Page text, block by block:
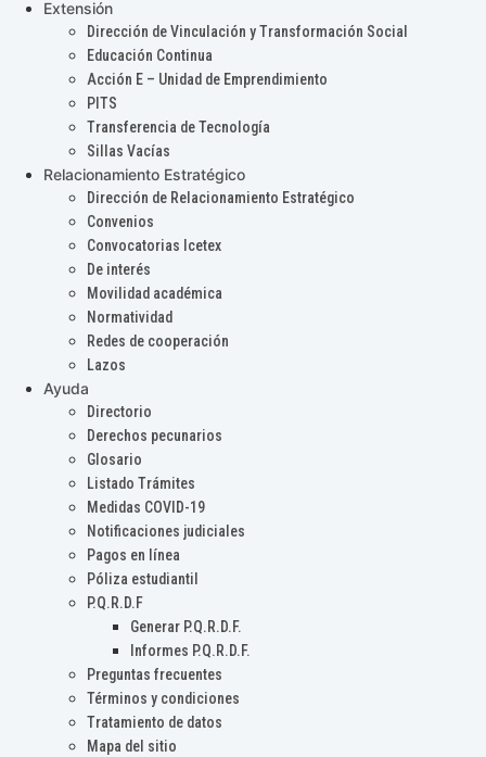
Extensión
Dirección de Vinculación y Transformación Social
Educación Continua
Acción E – Unidad de Emprendimiento
PITS
Transferencia de Tecnología
Sillas Vacías
Relacionamiento Estratégico
Dirección de Relacionamiento Estratégico
Convenios
Convocatorias Icetex
De interés
Movilidad académica
Normatividad
Redes de cooperación
Lazos
Ayuda
Directorio
Derechos pecunarios
Glosario
Listado Trámites
Medidas COVID-19
Notificaciones judiciales
Pagos en línea
Póliza estudiantil
P.Q.R.D.F
Generar P.Q.R.D.F.
Informes P.Q.R.D.F.
Preguntas frecuentes
Términos y condiciones
Tratamiento de datos
Mapa del sitio